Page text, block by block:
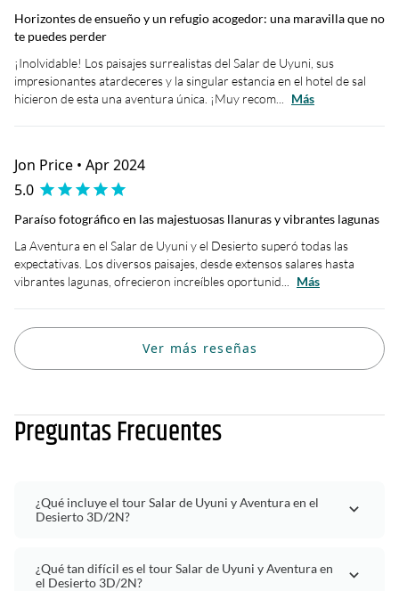
Horizontes de ensueño y un refugio acogedor: una maravilla que no
te puedes perder
¡Inolvidable! Los paisajes surrealistas del Salar de Uyuni, sus
impresionantes atardeceres y la singular estancia en el hotel de sal
hicieron de esta una aventura única. ¡Muy recom...
Más
Jon Price • Apr 2024
5.0
Paraíso fotográfico en las majestuosas llanuras y vibrantes lagunas
La Aventura en el Salar de Uyuni y el Desierto superó todas las
expectativas. Los diversos paisajes, desde extensos salares hasta
vibrantes lagunas, ofrecieron increíbles oportunid...
Más
Ver más reseñas
Preguntas Frecuentes
¿Qué incluye el tour Salar de Uyuni y Aventura en el
Desierto 3D/2N?
¿Qué tan difícil es el tour Salar de Uyuni y Aventura en
el Desierto 3D/2N?